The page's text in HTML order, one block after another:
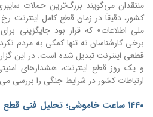
منتقدان می‌گویند بزرگ‌ترین حملات
کشور، دقیقاً در زمان قطع کامل اینترنت
ملی اطلاعات» که قرار بود جایگزینی
برخی کارشناسان نه تنها کمکی به مردم
قطعی اینترنت تبدیل شده است. در این
و یک روز قطع اینترنت، هشدارهای
ارتباطات کشور در شرایط جنگی را بررسی
۱۴۴۰ ساعت خاموشی؛ تحلیل فنی قطع اینترنت از دیدگاه نت بلاکس